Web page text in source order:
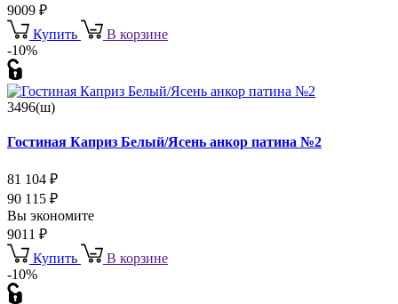
9009 ₽
Купить
В корзине
-10%
3496(ш)
Гостиная Каприз Белый/Ясень анкор патина №2
81 104 ₽
90 115 ₽
Вы экономите
9011 ₽
Купить
В корзине
-10%